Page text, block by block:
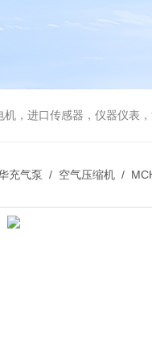
，进口传感器，仪器仪表
充气泵 / 空气压缩机 /